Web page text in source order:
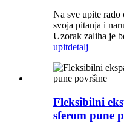
Na sve upite
svoja pitanja i
Uzorak zaliha je
upitdetalj
Fleksibilni
sferom pune